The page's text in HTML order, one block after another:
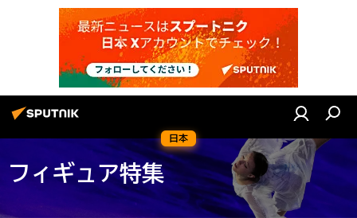
日本
フィギュア特集